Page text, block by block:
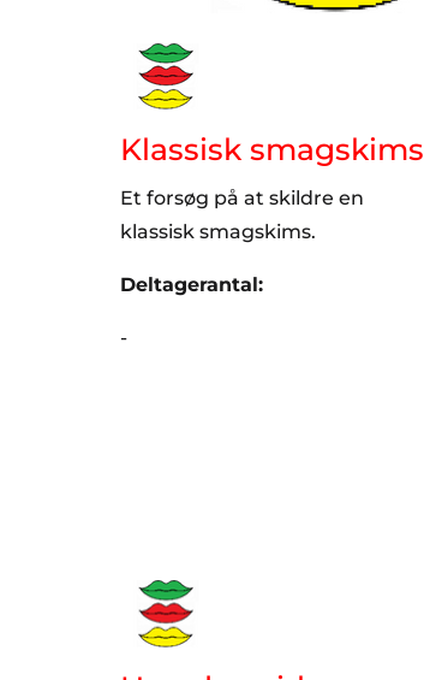
Klassisk smagskims
Et forsøg på at skildre en
klassisk smagskims.
Deltagerantal:
-